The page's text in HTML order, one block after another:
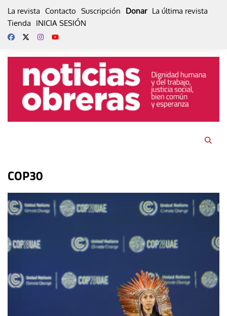
La revista Contacto Suscripción Donar La última revista
Tienda
INICIA SESIÓN
COP30